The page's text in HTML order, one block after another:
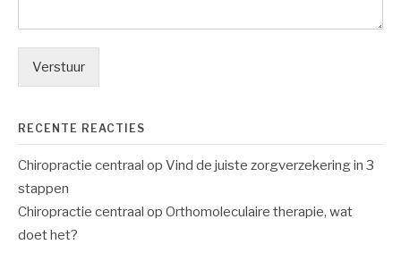
Verstuur
RECENTE REACTIES
Chiropractie centraal op Vind de juiste zorgverzekering in 3
stappen
Chiropractie centraal op Orthomoleculaire therapie, wat
doet het?